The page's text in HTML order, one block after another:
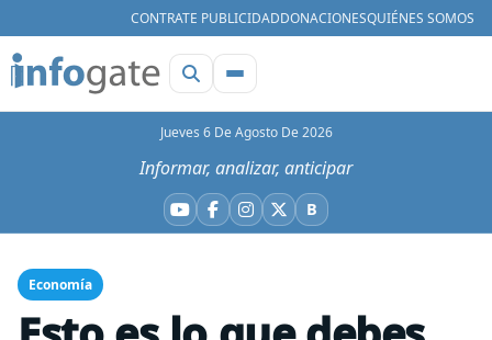
CONTRATE PUBLICIDADDONACIONESQUIÉNES SOMOS
Jueves 6 De Agosto De 2026
Informar, analizar, anticipar
YouTube
Facebook
Instagram
X BBluesky
Economía